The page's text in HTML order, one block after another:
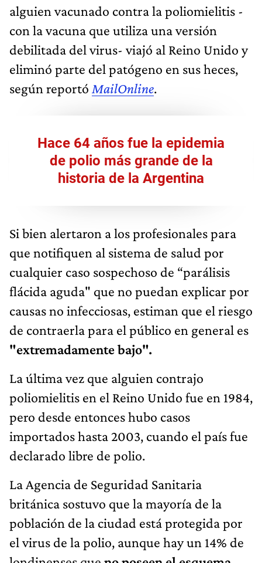
alguien vacunado contra la poliomielitis -
con la vacuna que utiliza una versión
debilitada del virus- viajó al Reino Unido y
eliminó parte del patógeno en sus heces,
según reportó MailOnline.
Hace 64 años fue la epidemia
de polio más grande de la
historia de la Argentina
Si bien alertaron a los profesionales para
que notifiquen al sistema de salud por
cualquier caso sospechoso de “parálisis
flácida aguda" que no puedan explicar por
causas no infecciosas, estiman que el riesgo
de contraerla para el público en general es
"extremadamente bajo".
La última vez que alguien contrajo
poliomielitis en el Reino Unido fue en 1984,
pero desde entonces hubo casos
importados hasta 2003, cuando el país fue
declarado libre de polio.
La Agencia de Seguridad Sanitaria
británica sostuvo que la mayoría de la
población de la ciudad está protegida por
el virus de la polio, aunque hay un 14% de